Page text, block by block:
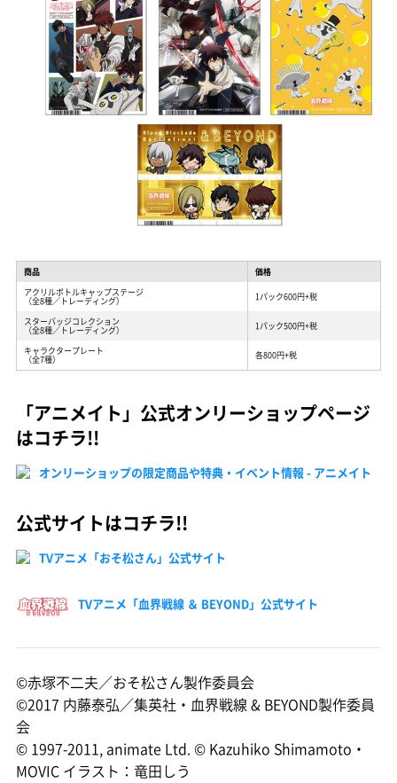
商品
価格
アクリルボトルキャップステージ
（全8種／トレーディング） 1パック600円+税
スターバッジコレクション
（全8種／トレーディング） 1パック500円+税
キャラクタープレート
（全7種） 各800円+税
「アニメイト」公式オンリーショップページ
はコチラ!!
オンリーショップの限定商品や特典・イベント情報 - アニメイト
公式サイトはコチラ!!
TVアニメ「おそ松さん」公式サイト
TVアニメ「血界戦線 ＆ BEYOND」公式サイト
©赤塚不二夫／おそ松さん製作委員会
©2017 内藤泰弘／集英社・血界戦線 & BEYOND製作委員
会
© 1997-2011, animate Ltd. © Kazuhiko Shimamoto・
MOVIC イラスト：竜田しう